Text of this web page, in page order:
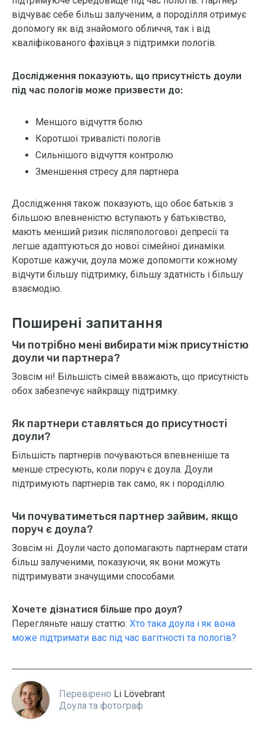
відчуває себе більш залученим, а породілля отримує
допомогу як від знайомого обличчя, так і від
кваліфікованого фахівця з підтримки пологів.
Дослідження показують, що присутність доули
під час пологів може призвести до:
Меншого відчуття болю
Коротшої тривалісті пологів
Сильнішого відчуття контролю
Зменшення стресу для партнера
Дослідження також показують, що обоє батьків з
більшою впевненістю вступають у батьківство,
мають менший ризик післяпологової депресії та
легше адаптуються до нової сімейної динаміки.
Коротше кажучи, доула може допомогти кожному
відчути більшу підтримку, більшу здатність і більшу
взаємодію.
Поширені запитання
Чи потрібно мені вибирати між присутністю
доули чи партнера?
Зовсім ні! Більшість сімей вважають, що присутність
обох забезпечує найкращу підтримку.
Як партнери ставляться до присутності
доули?
Більшість партнерів почуваються впевненіше та
менше стресують, коли поруч є доула. Доули
підтримують партнерів так само, як і породіллю.
Чи почуватиметься партнер зайвим, якщо
поруч є доула?
Зовсім ні. Доули часто допомагають партнерам стати
більш залученими, показуючи, як вони можуть
підтримувати значущими способами.
Хочете дізнатися більше про доул?
Перегляньте нашу статтю: Хто така доула і як вона
може підтримати вас під час вагітності та пологів?
Перевірено Li Lövebrant
Доула та фотограф